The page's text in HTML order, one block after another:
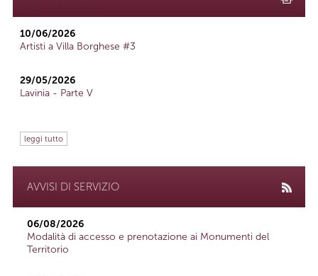
10/06/2026
Artisti a Villa Borghese #3
29/05/2026
Lavinia - Parte V
leggi tutto
AVVISI DI SERVIZIO
06/08/2026
Modalità di accesso e prenotazione ai Monumenti del
Territorio